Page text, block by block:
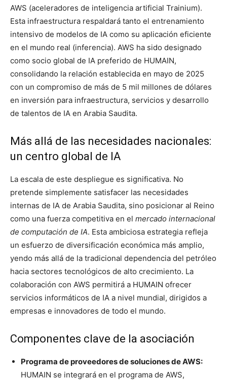
AWS (aceleradores de inteligencia artificial Trainium).
Esta infraestructura respaldará tanto el entrenamiento
intensivo de modelos de IA como su aplicación eficiente
en el mundo real (inferencia). AWS ha sido designado
como socio global de IA preferido de HUMAIN,
consolidando la relación establecida en mayo de 2025
con un compromiso de más de 5 mil millones de dólares
en inversión para infraestructura, servicios y desarrollo
de talentos de IA en Arabia Saudita.
Más allá de las necesidades nacionales:
un centro global de IA
La escala de este despliegue es significativa. No
pretende simplemente satisfacer las necesidades
internas de IA de Arabia Saudita, sino posicionar al Reino
como una fuerza competitiva en el mercado internacional
de computación de IA. Esta ambiciosa estrategia refleja
un esfuerzo de diversificación económica más amplio,
yendo más allá de la tradicional dependencia del petróleo
hacia sectores tecnológicos de alto crecimiento. La
colaboración con AWS permitirá a HUMAIN ofrecer
servicios informáticos de IA a nivel mundial, dirigidos a
empresas e innovadores de todo el mundo.
Componentes clave de la asociación
Programa de proveedores de soluciones de AWS:
HUMAIN se integrará en el programa de AWS,